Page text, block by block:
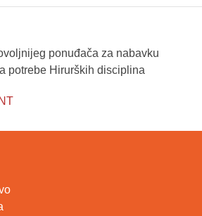
ponuđača za nabavku
potrebe Hirurških disciplina